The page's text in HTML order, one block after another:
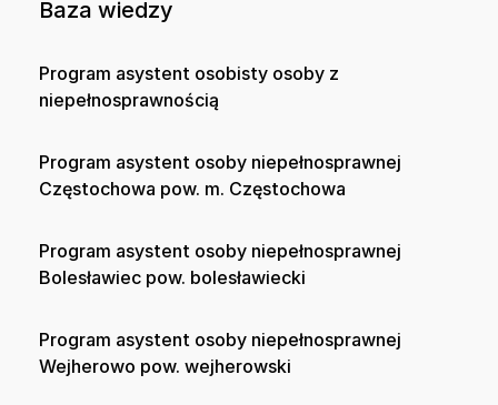
Baza wiedzy
Program asystent osobisty osoby z
niepełnosprawnością
Program asystent osoby niepełnosprawnej
Częstochowa pow. m. Częstochowa
Program asystent osoby niepełnosprawnej
Bolesławiec pow. bolesławiecki
Program asystent osoby niepełnosprawnej
Wejherowo pow. wejherowski